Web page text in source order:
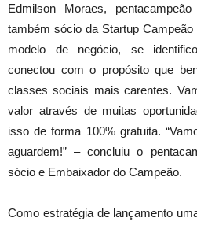
Edmilson Moraes,
também sócio da Startup
modelo de negócio, se
conectou com o propósito que
classes sociais mais carentes.
valor através de muitas
isso de forma 100% gratuita.
aguardem!” – concluiu o
sócio e Embaixador do Campeão.
Como estratégia de lançamento